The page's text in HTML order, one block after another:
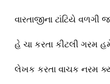
વારતાજીના ટાંટિયે વળગી
હે ચા કરતા કીટલી ગરમ
લેખક કરતા વાચક નરમ